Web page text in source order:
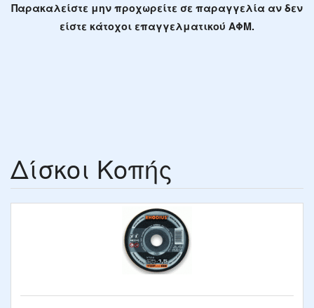
Παρακαλείστε μην προχωρείτε σε παραγγελία αν δεν
είστε κάτοχοι επαγγελματικού ΑΦΜ.
Δίσκοι Κοπής